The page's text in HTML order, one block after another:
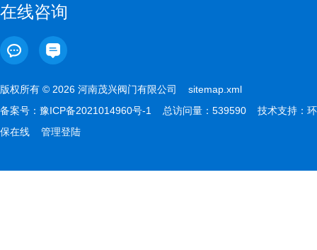
在线咨询
版权所有 © 2026 河南茂兴阀门有限公司 sitemap.xml
备案号： 豫ICP备2021014960号-1 总访问量：539590 技术支持： 环
保在线
管理登陆